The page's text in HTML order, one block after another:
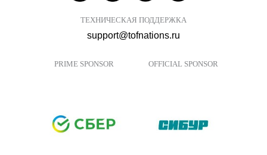
ТЕХНИЧЕСКАЯ ПОДДЕРЖКА
support@tofnations.ru
PRIME SPONSOR OFFICIAL SPONSOR